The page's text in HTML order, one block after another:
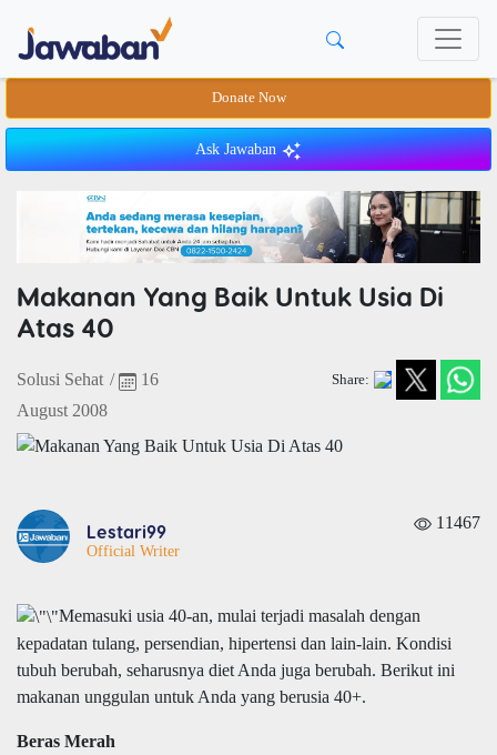
Donate Now
Ask Jawaban
Makanan Yang Baik Untuk Usia Di
Atas 40
Solusi Sehat /
16
August 2008
Share:
Lestari99
Official Writer
11467
Memasuki usia 40-an, mulai terjadi masalah dengan
kepadatan tulang, persendian, hipertensi dan lain-lain. Kondisi
tubuh berubah, seharusnya diet Anda juga berubah. Berikut ini
makanan unggulan untuk Anda yang berusia 40+.
Beras Merah